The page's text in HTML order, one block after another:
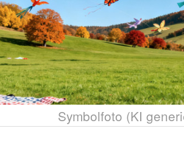
Symbolfoto (KI